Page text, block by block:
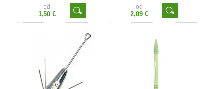
od
1,50 €
od
2,09 €